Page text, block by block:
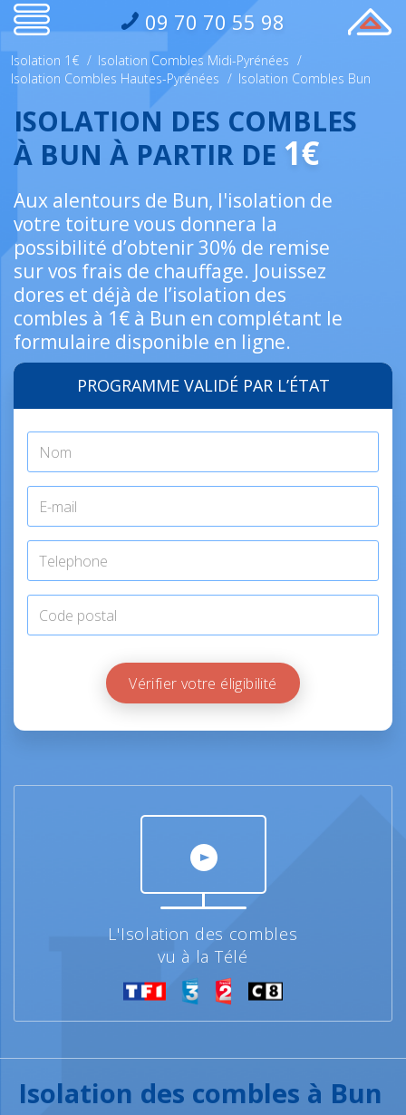
09 70 70 55 98
Isolation 1€ / Isolation Combles Midi-Pyrénées /
Isolation Combles Hautes-Pyrénées / Isolation Combles Bun
ISOLATION DES COMBLES
À BUN À PARTIR DE 1€
Aux alentours de Bun, l'isolation de
votre toiture vous donnera la
possibilité d’obtenir 30% de remise
sur vos frais de chauffage. Jouissez
dores et déjà de l’isolation des
combles à 1€ à Bun en complétant le
formulaire disponible en ligne.
PROGRAMME VALIDÉ PAR L’ÉTAT
Vérifier votre éligibilité
L'Isolation des combles
vu à la Télé
Isolation des combles à Bun